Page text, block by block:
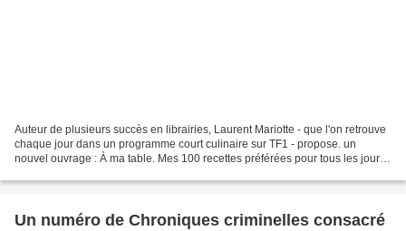
Auteur de plusieurs succès en librairies, Laurent Mariotte - que l'on retrouve
chaque jour dans un programme court culinaire sur TF1 - propose. un
nouvel ouvrage : À ma table. Mes 100 recettes préférées pour tous les jours.
Un numéro de Chroniques criminelles consacré